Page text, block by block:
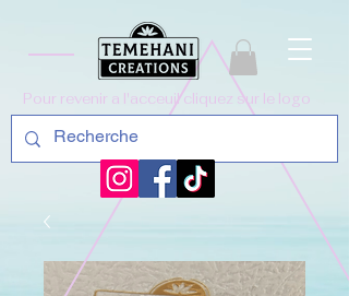
Pour revenir a l'acceuil cliquez sur le logo